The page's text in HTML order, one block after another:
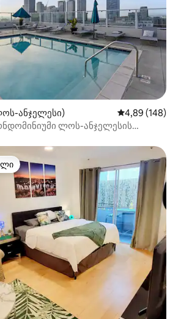
ანჯელესი) საშუალო
4,89 (148)
ლოს-ანჯელესის
ვარიანტი